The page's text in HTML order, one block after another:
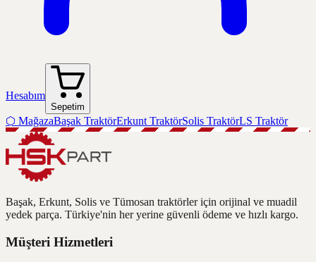
Hesabım
Sepetim
⬡ MağazaBaşak TraktörErkunt TraktörSolis TraktörLS Traktör
Başak, Erkunt, Solis ve Tümosan traktörler için orijinal ve muadil
yedek parça. Türkiye'nin her yerine güvenli ödeme ve hızlı kargo.
Müşteri Hizmetleri